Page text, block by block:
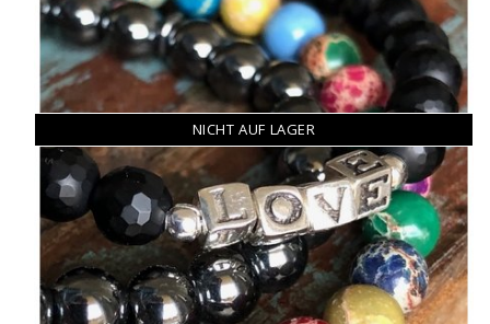
NICHT AUF LAGER